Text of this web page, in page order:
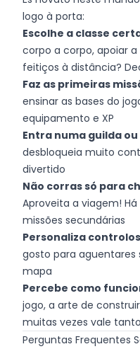
logo à porta:
Escolhe a classe
corpo a corpo, apoiar
feitiços à distância?
Faz as primeiras
ensinar as bases do
equipamento e XP
Entra numa guilda
desbloqueia muito
divertido
Não corras só para
Aproveita a viagem!
missões secundárias
Personaliza
gosto para aguentares
mapa
Percebe como
jogo, a arte de
muitas vezes vale
Perguntas Frequentes